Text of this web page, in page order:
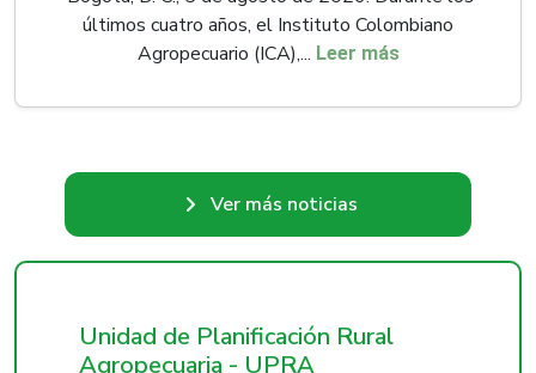
últimos cuatro años, el Instituto Colombiano
Agropecuario (ICA),... Leer más
Ver más noticias
Unidad de Planificación Rural
Agropecuaria - UPRA